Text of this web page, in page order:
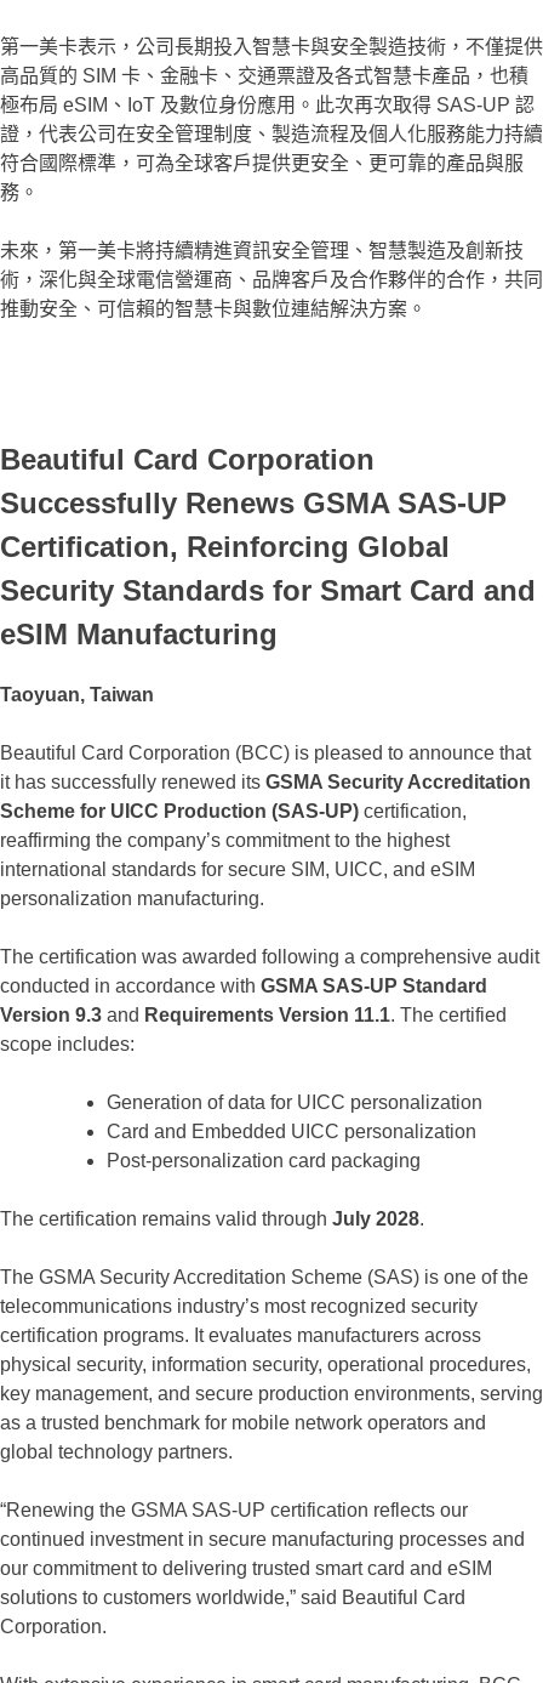
第一美卡表示，公司長期投入智慧卡與安全製造技術，不僅提供
高品質的 SIM 卡、金融卡、交通票證及各式智慧卡產品，也積
極布局 eSIM、IoT 及數位身份應用。此次再次取得 SAS-UP 認
證，代表公司在安全管理制度、製造流程及個人化服務能力持續
符合國際標準，可為全球客戶提供更安全、更可靠的產品與服
務。
未來，第一美卡將持續精進資訊安全管理、智慧製造及創新技
術，深化與全球電信營運商、品牌客戶及合作夥伴的合作，共同
推動安全、可信賴的智慧卡與數位連結解決方案。
Beautiful Card Corporation
Successfully Renews GSMA SAS-UP
Certification, Reinforcing Global
Security Standards for Smart Card and
eSIM Manufacturing
Taoyuan, Taiwan
Beautiful Card Corporation (BCC) is pleased to announce that
it has successfully renewed its GSMA Security Accreditation
Scheme for UICC Production (SAS-UP) certification,
reaffirming the company’s commitment to the highest
international standards for secure SIM, UICC, and eSIM
personalization manufacturing.
The certification was awarded following a comprehensive audit
conducted in accordance with GSMA SAS-UP Standard
Version 9.3 and Requirements Version 11.1. The certified
scope includes:
Generation of data for UICC personalization
Card and Embedded UICC personalization
Post-personalization card packaging
The certification remains valid through July 2028.
The GSMA Security Accreditation Scheme (SAS) is one of the
telecommunications industry’s most recognized security
certification programs. It evaluates manufacturers across
physical security, information security, operational procedures,
key management, and secure production environments, serving
as a trusted benchmark for mobile network operators and
global technology partners.
“Renewing the GSMA SAS-UP certification reflects our
continued investment in secure manufacturing processes and
our commitment to delivering trusted smart card and eSIM
solutions to customers worldwide,” said Beautiful Card
Corporation.